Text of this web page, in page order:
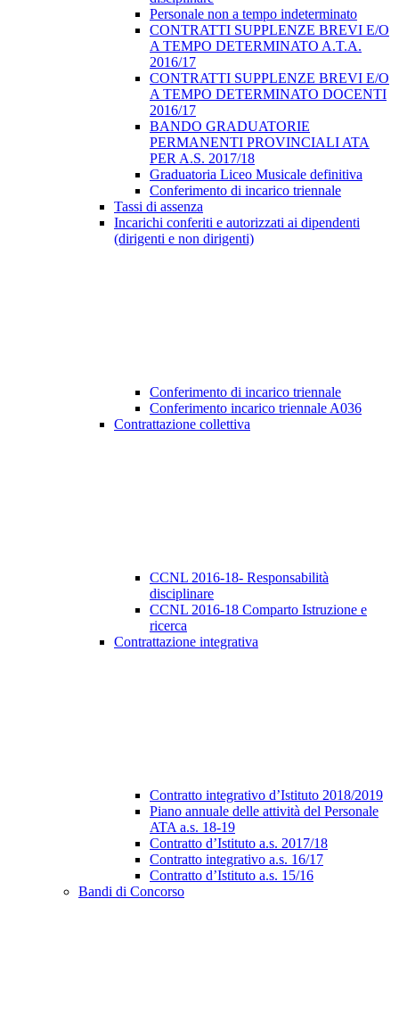
Personale non a tempo indeterminato
CONTRATTI SUPPLENZE BREVI E/O
A TEMPO DETERMINATO A.T.A.
2016/17
CONTRATTI SUPPLENZE BREVI E/O
A TEMPO DETERMINATO DOCENTI
2016/17
BANDO GRADUATORIE
PERMANENTI PROVINCIALI ATA
PER A.S. 2017/18
Graduatoria Liceo Musicale definitiva
Conferimento di incarico triennale
Tassi di assenza
Incarichi conferiti e autorizzati ai dipendenti
(dirigenti e non dirigenti)
Conferimento di incarico triennale
Conferimento incarico triennale A036
Contrattazione collettiva
CCNL 2016-18- Responsabilità
disciplinare
CCNL 2016-18 Comparto Istruzione e
ricerca
Contrattazione integrativa
Contratto integrativo d’Istituto 2018/2019
Piano annuale delle attività del Personale
ATA a.s. 18-19
Contratto d’Istituto a.s. 2017/18
Contratto integrativo a.s. 16/17
Contratto d’Istituto a.s. 15/16
Bandi di Concorso